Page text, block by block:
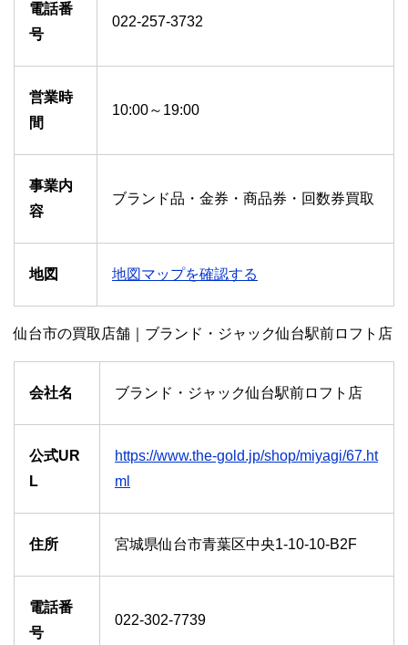
電話番
号
022-257-3732
営業時
間
10:00～19:00
事業内
容
ブランド品・金券・商品券・回数券買取
地図 地図マップを確認する
仙台市の買取店舗｜ブランド・ジャック仙台駅前ロフト店
会社名 ブランド・ジャック仙台駅前ロフト店
公式UR
L
https://www.the-gold.jp/shop/miyagi/67.ht
ml
住所 宮城県仙台市青葉区中央1-10-10-B2F
電話番
号
022-302-7739